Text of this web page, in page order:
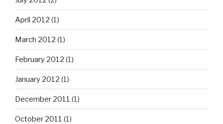
April 2012 (1)
March 2012 (1)
February 2012 (1)
January 2012 (1)
December 2011 (1)
October 2011 (1)